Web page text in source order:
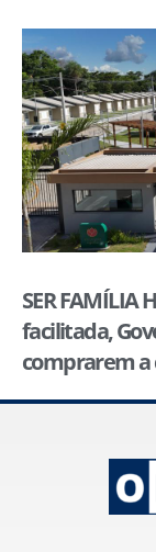
SER FAMÍLIA
facilitada,
comprarem a